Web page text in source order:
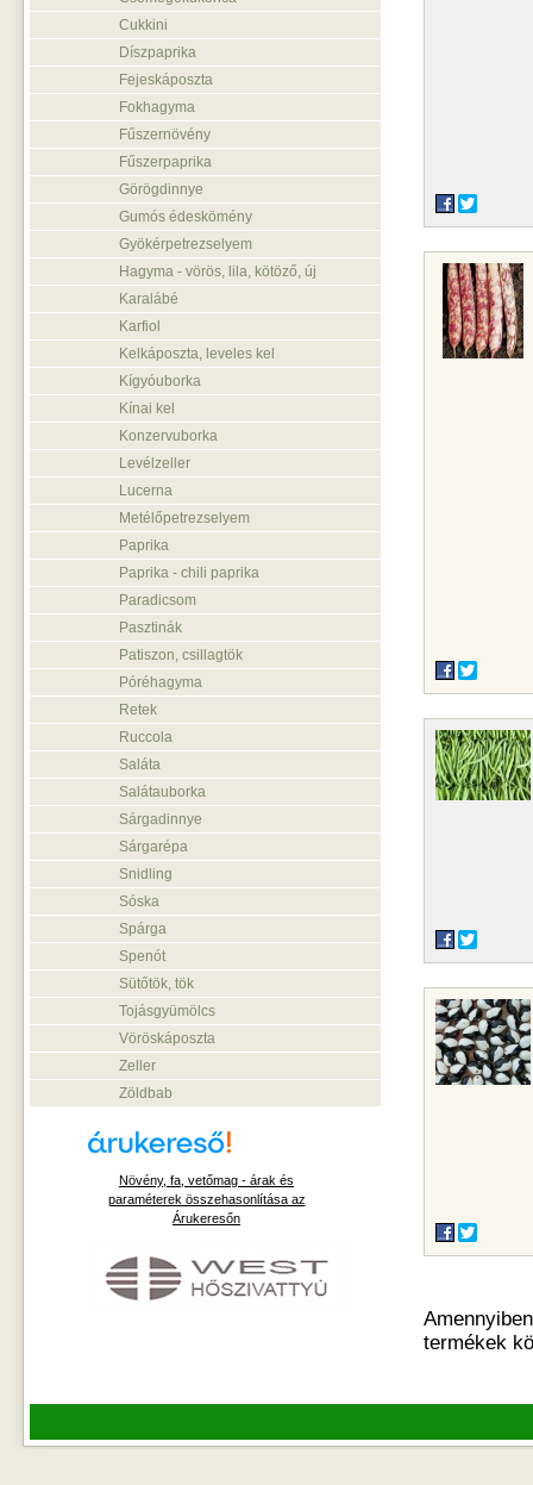
termékek
Cukkini
Díszpaprika
Fejeskáposzta
Fokhagyma
Fűszernövény
Fűszerpaprika
Görögdinnye
Gumós édeskömény
Gyökérpetrezselyem
Hagyma - vörös, lila, kötöző, új
Karalábé
Karfiol
Kelkáposzta, leveles kel
Kígyóuborka
Kínai kel
Konzervuborka
Levélzeller
Lucerna
Metélőpetrezselyem
Paprika
Paprika - chili paprika
Paradicsom
Pasztinák
Patiszon, csillagtök
Póréhagyma
Retek
Ruccola
Saláta
Salátauborka
Sárgadinnye
Sárgarépa
Snidling
Sóska
Spárga
Spenót
Sütőtök, tök
Tojásgyümölcs
Vöröskáposzta
Zeller
Zöldbab
Növény, fa, vetőmag - árak és
paraméterek összehasonlítása az
Árukeresőn